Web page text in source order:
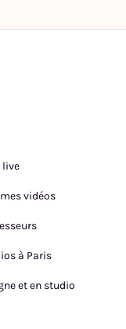
live
vidéos
à Paris
et en studio